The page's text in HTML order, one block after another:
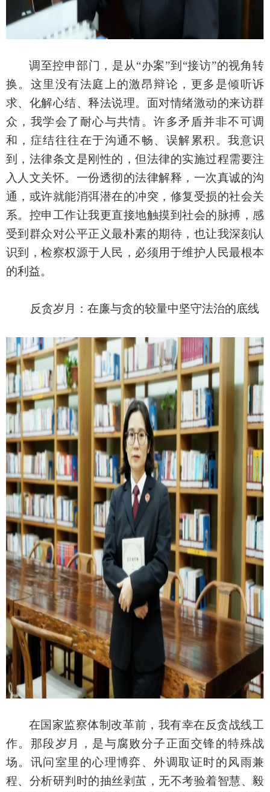
调至控申部门，是从“办案”到“接访”的视角转
换。这里没有法庭上的激昂辩论，更多是倾听诉
求、化解心结、释法说理。面对情绪激动的来访群
众，我学会了耐心与共情。许多矛盾并非不可调
和，症结往往在于沟通不畅、误解累积。我意识
到，法律条文是刚性的，但法律的实施过程需要注
入人文关怀。一份透彻的法律解释，一次真诚的沟
通，或许就能消弭潜在的冲突，修复受损的社会关
系。控申工作让我更直接地触摸到社会的脉搏，感
受到群众对公平正义最朴素的期待，也让我深刻认
识到，检察权源于人民，必须用于维护人民最根本
的利益。
反贪岁月：在廉与贪的较量中坚守法治的底线
在国家监察体制改革前，我有幸在反贪战线工
作。那段岁月，是与腐败分子正面交锋的特殊战
场。讯问室里的心理博弈、外调取证时的风雨兼
程、分析研判时的抽丝剥茧，无不考验着智慧、毅